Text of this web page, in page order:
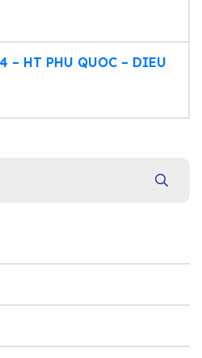
HT PHU QUOC – DIEU